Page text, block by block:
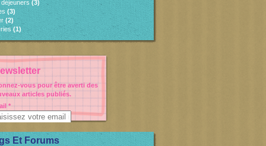
(3)
(3)
(2)
(1)
vous pour être averti des
articles publiés.
Et Forums